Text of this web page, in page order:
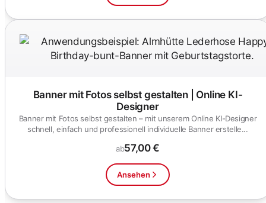
Banner mit Fotos selbst gestalten | Online KI-
Designer
Banner mit Fotos selbst gestalten – mit unserem Online KI-Designer
schnell, einfach und professionell individuelle Banner erstelle...
ab57,00 €
Ansehen